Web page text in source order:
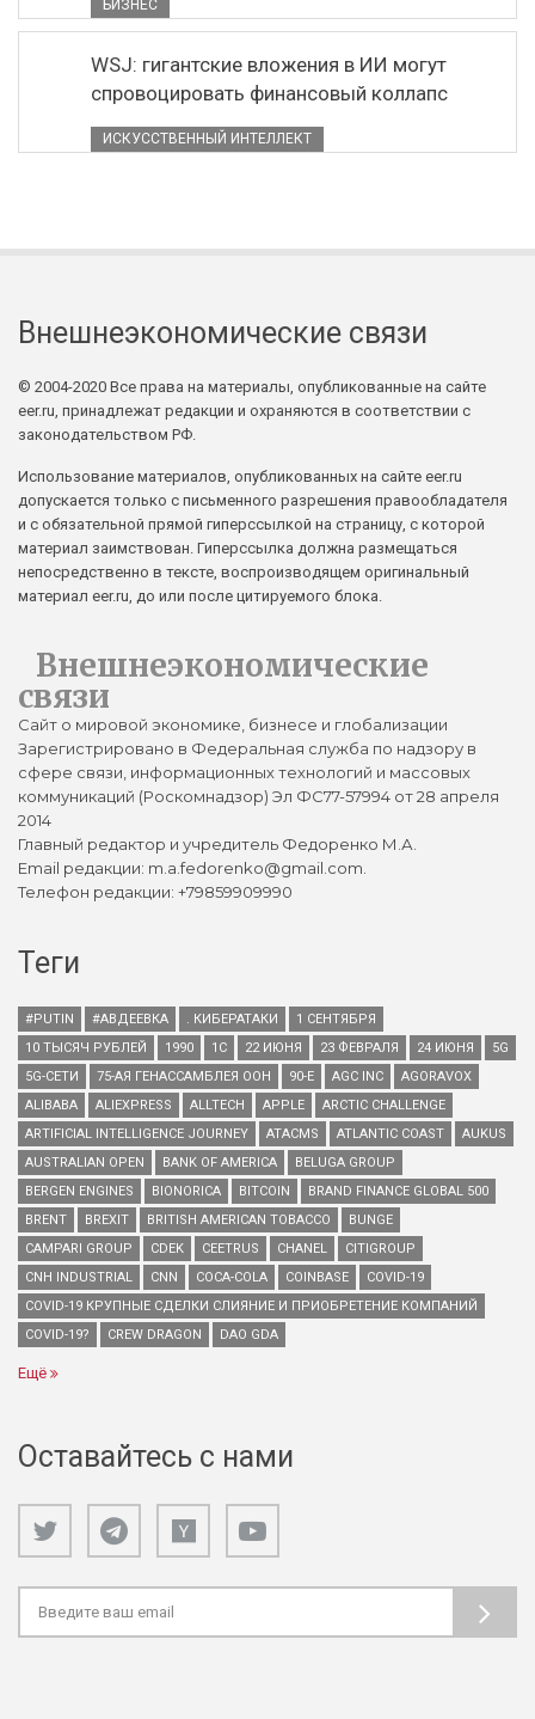
БИЗНЕС
WSJ: гигантские вложения в ИИ могут
спровоцировать финансовый коллапс
ИСКУССТВЕННЫЙ ИНТЕЛЛЕКТ
Внешнеэкономические связи
© 2004-2020 Все права на материалы, опубликованные на сайте
eer.ru, принадлежат редакции и охраняются в соответствии с
законодательством РФ.
Использование материалов, опубликованных на сайте eer.ru
допускается только с письменного разрешения правообладателя
и с обязательной прямой гиперссылкой на страницу, с которой
материал заимствован. Гиперссылка должна размещаться
непосредственно в тексте, воспроизводящем оригинальный
материал eer.ru, до или после цитируемого блока.
Внешнеэкономические
связи
Сайт о мировой экономике, бизнесе и глобализации
Зарегистрировано в Федеральная служба по надзору в
сфере связи, информационных технологий и массовых
коммуникаций (Роскомнадзор) Эл ФС77-57994 от 28 апреля
2014
Главный редактор и учредитель Федоренко М.А.
Email редакции: m.a.fedorenko@gmail.com.
Телефон редакции: +79859909990
Теги
#PUTIN #АВДЕЕВКА . КИБЕРАТАКИ
1 СЕНТЯБРЯ
10 ТЫСЯЧ РУБЛЕЙ
1990 1С 22 ИЮНЯ 23 ФЕВРАЛЯ 24 ИЮНЯ
5G
5G-СЕТИ
75-АЯ ГЕНАССАМБЛЕЯ ООН 90-Е AGC INC
AGORAVOX
ALIBABA
ALIEXPRESS ALLTECH APPLE
ARCTIC CHALLENGE
ARTIFICIAL INTELLIGENCE JOURNEY
ATACMS ATLANTIC COAST
AUKUS
AUSTRALIAN OPEN
BANK OF AMERICA
BELUGA GROUP
BERGEN ENGINES
BIONORICA BITCOIN
BRAND FINANCE GLOBAL 500
BRENT
BREXIT BRITISH AMERICAN TOBACCO
BUNGE
CAMPARI GROUP
CDEK CEETRUS CHANEL
CITIGROUP
CNH INDUSTRIAL
CNN COCA-COLA COINBASE
COVID-19
COVID-19 КРУПНЫЕ СДЕЛКИ СЛИЯНИЕ И ПРИОБРЕТЕНИЕ КОМПАНИЙ
COVID-19?
CREW DRAGON DAO GDA
Ещё
Оставайтесь с нами